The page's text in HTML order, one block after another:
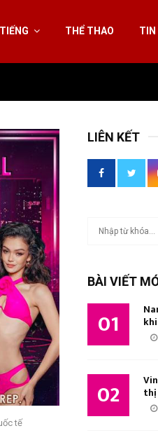
THỂ THAO TIN
tế
LIÊN KẾT
BÀI VIẾT
01
02 thị